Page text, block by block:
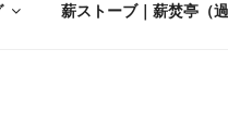
薪ストーブ｜薪焚亭（過